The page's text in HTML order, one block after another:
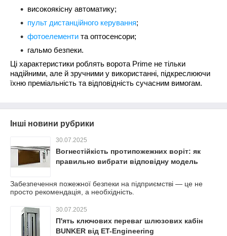
високоякісну автоматику;
пульт дистанційного керування;
фотоелементи та оптосенсори;
гальмо безпеки.
Ці характеристики роблять ворота Prime не тільки
надійними, але й зручними у використанні, підкреслюючи
їхню преміальність та відповідність сучасним вимогам.
Інші новини рубрики
30.07.2025
Вогнестійкість протипожежних воріт: як
правильно вибрати відповідну модель
Забезпечення пожежної безпеки на підприємстві — це не
просто рекомендація, а необхідність.
30.07.2025
П'ять ключових переваг шлюзових кабін
BUNKER від ET-Engineering